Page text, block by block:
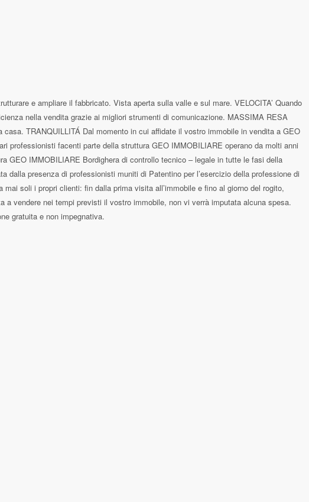
e ampliare il fabbricato. Vista aperta sulla valle e sul mare. VELOCITA’ Quando
nella vendita grazie ai migliori strumenti di comunicazione. MASSIMA RESA
TRANQUILLITÁ Dal momento in cui affidate il vostro immobile in vendita a GEO
professionisti facenti parte della struttura GEO IMMOBILIARE operano da molti anni
GEO IMMOBILIARE Bordighera di controllo tecnico – legale in tutte le fasi della
presenza di professionisti muniti di Patentino per l’esercizio della professione di
soli i propri clienti: fin dalla prima visita all’immobile e fino al giorno del rogito,
a vendere nei tempi previsti il vostro immobile, non vi verrà imputata alcuna spesa.
gratuita e non impegnativa.